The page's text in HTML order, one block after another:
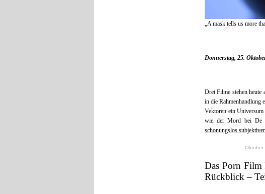
„A mask tells us more
Donnerstag, 25.
Drei Filme stehen heute
in die Rahmenhandlung
Vektoren ein Universum
wie der Mord bei De
schonungslos
Oktober
Das Porn Film
Rückblick –